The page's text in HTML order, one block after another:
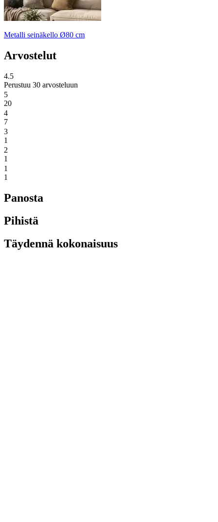
Metalli seinäkello Ø80 cm
Arvostelut
4.5
Perustuu 30 arvosteluun
5
20
4
7
3
1
2
1
1
1
Panosta
Pihistä
Täydennä kokonaisuus